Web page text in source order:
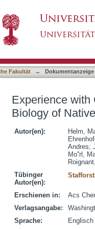
Research
Fakultät → Dokumentanzeige
Experience with
Biology of
Autor(en): Helm,
Andres;
Mo''rl,
Tübinger
Autor(en):
Erschienen in:
Acs
Verlagsangabe:
Sprache:
Englisch